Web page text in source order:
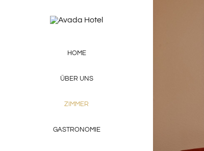
HOME
ÜBER UNS
ZIMMER
GASTRONOMIE